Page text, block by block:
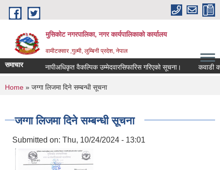
Skip to main content
मुसिकोट नगरपालिका, नगर कार्यपालिकाकाे कार्यालय
वामीटक्सार ,गुल्मी, लुम्बिनी प्रदेश, नेपाल
समाचार नापीअधिकृत वैकल्पिक उम्मेदवारसिफारिस गरिएको सूचना। कवाडी
You are here
Home » जग्गा लिजमा दिने सम्बन्धी सूचना
जग्गा लिजमा दिने सम्बन्धी सूचना
Submitted on: Thu, 10/24/2024 - 13:01